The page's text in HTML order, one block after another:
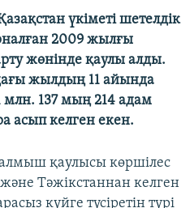
үкіметі шетелдік
2009 жылғы
жөнінде қаулы алды.
жылдың 11 айында
137 мың 214 адам
асып келген екен.
қаулысы көршілес
Тәжікстаннан келген
күйге түсіретін түрі